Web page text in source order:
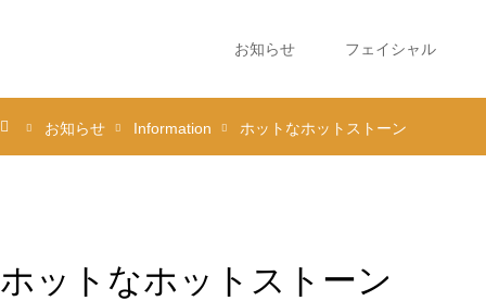
お知らせ フェイシャル
お知らせ Information ホットなホットストーン
ホットなホットストーン